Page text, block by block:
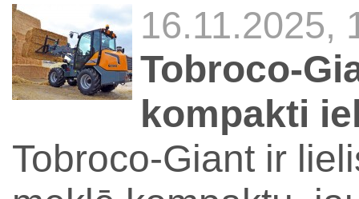
16.11.2025,
Tobroco-
kompakti
Tobroco-Giant ir